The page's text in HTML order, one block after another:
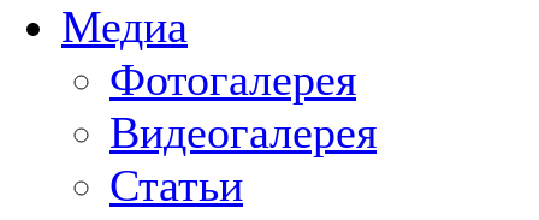
Медиа
Фотогалерея
Видеогалерея
Статьи